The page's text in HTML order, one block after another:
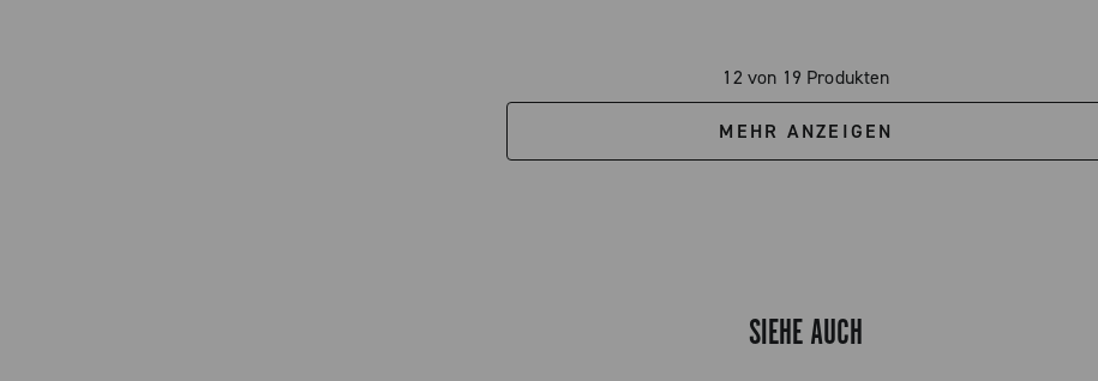
12 von 19 Produkten
MEHR ANZEIGEN
SIEHE AUCH